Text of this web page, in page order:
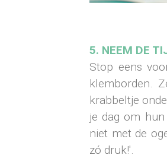
5. NEEM DE
Stop eens
klemborden.
krabbeltje
je dag om
niet met de
zó druk!'.